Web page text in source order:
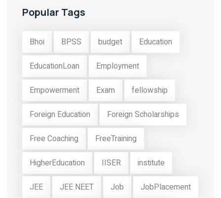
Popular Tags
Bhoi BPSS budget Education
EducationLoan Employment
Empowerment Exam fellowship
Foreign Education Foreign Scholarships
Free Coaching FreeTraining
HigherEducation IISER institute
JEE JEE NEET Job JobPlacement